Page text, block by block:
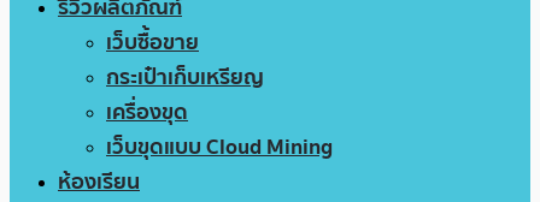
รีวิวผลิตภัณฑ์
เว็บซื้อขาย
กระเป๋าเก็บเหรียญ
เครื่องขุด
เว็บขุดแบบ Cloud Mining
ห้องเรียน